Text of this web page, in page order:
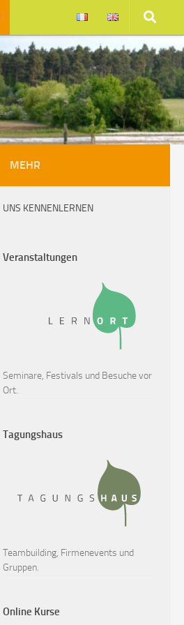
MEHR
UNS KENNENLERNEN
Veranstaltungen
Seminare, Festivals und Besuche vor
Ort.
Tagungshaus
Teambuilding, Firmenevents und
Gruppen.
Online Kurse